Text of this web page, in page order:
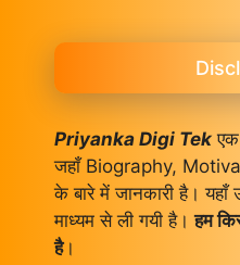
Priyanka Digi Tek एक
जहाँ Biography,
के बारे में जानकारी है। यहाँ
माध्यम से ली गयी है।हम
है।